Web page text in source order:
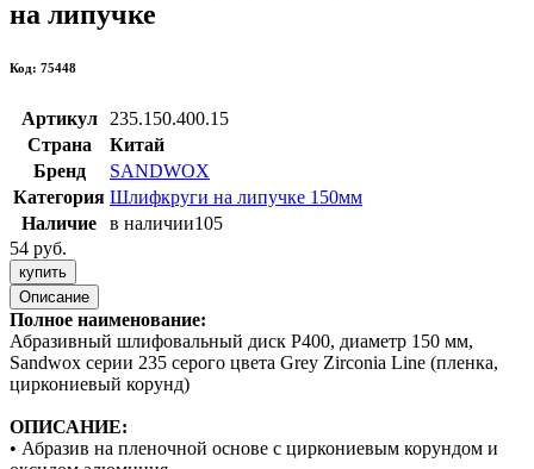
на липучке
Код: 75448
Артикул
235.150.400.15
Страна
Китай
Бренд
SANDWOX
Категория Шлифкруги на липучке 150мм
Наличие
в наличии105
54 руб.
купить
Описание
Полное наименование:
Абразивный шлифовальный диск Р400, диаметр 150 мм,
Sandwox серии 235 серого цвета Grey Zirconia Line (пленка,
циркониевый корунд)
ОПИСАНИЕ:
• Абразив на пленочной основе с циркониевым корундом и